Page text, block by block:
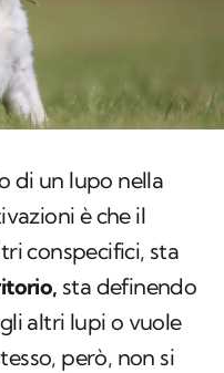
di un lupo nella
è che il
conspecifici, sta
sta definendo
altri lupi o vuole
però, non si